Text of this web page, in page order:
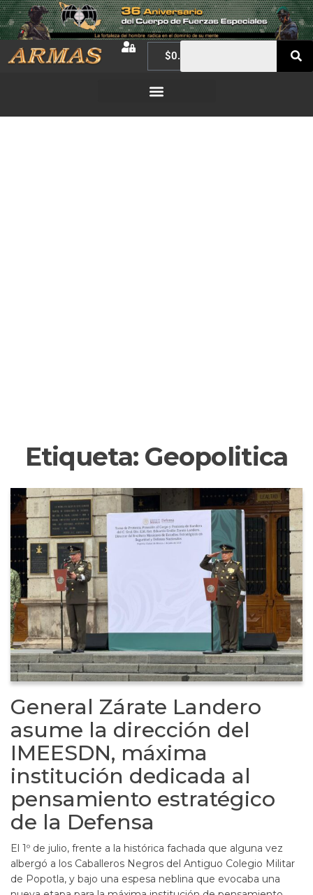
$0.00
Etiqueta: Geopolitica
General Zárate Landero
asume la dirección del
IMEESDN, máxima
institución dedicada al
pensamiento estratégico
de la Defensa
El 1º de julio, frente a la histórica fachada que alguna vez
albergó a los Caballeros Negros del Antiguo Colegio Militar
de Popotla, y bajo una espesa neblina que evocaba una